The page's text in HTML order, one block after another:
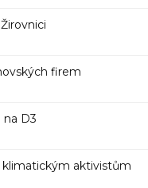
firem
D3
aktivistům